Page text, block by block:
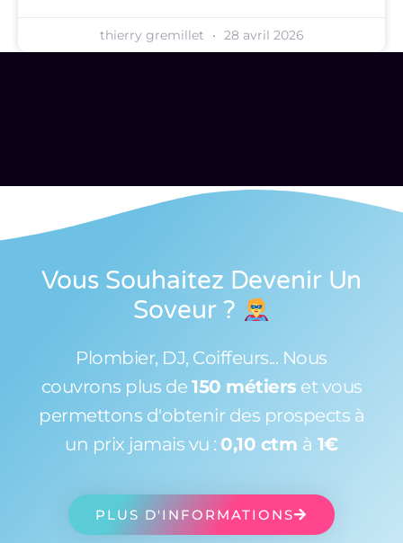
thierry gremillet 28 avril 2026
Vous Souhaitez Devenir Un
Soveur ?
Plombier, DJ, Coiffeurs... Nous
couvrons plus de 150 métiers et vous
permettons d'obtenir des prospects à
un prix jamais vu : 0,10 ctm à 1€
PLUS D'INFORMATIONS